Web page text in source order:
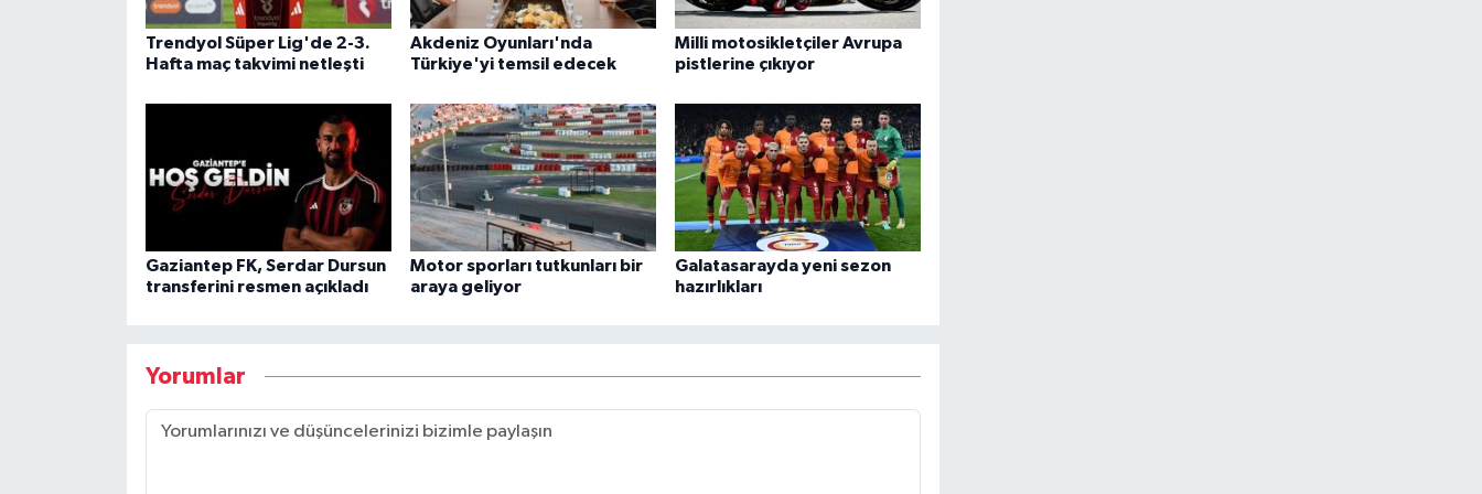
Trendyol Süper Lig'de 2-3.
Hafta maç takvimi netleşti
Akdeniz Oyunları'nda
Türkiye'yi temsil edecek
Milli motosikletçiler Avrupa
pistlerine çıkıyor
Gaziantep FK, Serdar Dursun
transferini resmen açıkladı
Motor sporları tutkunları bir
araya geliyor
Galatasarayda yeni sezon
hazırlıkları
Yorumlar